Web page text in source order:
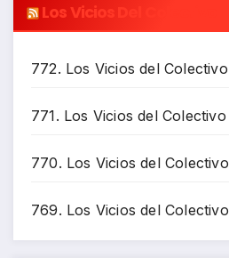
Los Vicios Del Colectivo
772. Los Vicios del Colectivo
771. Los Vicios del Colectivo
770. Los Vicios del Colectivo
769. Los Vicios del Colectivo